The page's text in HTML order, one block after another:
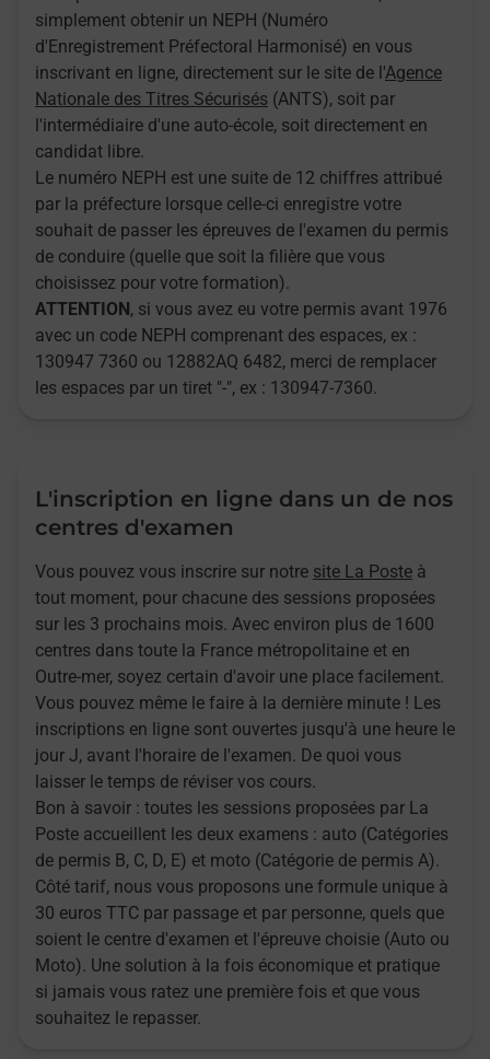
simplement obtenir un NEPH (Numéro
d'Enregistrement Préfectoral Harmonisé) en vous
inscrivant en ligne, directement sur le site de l'Agence
Nationale des Titres Sécurisés (ANTS), soit par
l'intermédiaire d'une auto-école, soit directement en
candidat libre.
Le numéro NEPH est une suite de 12 chiffres attribué
par la préfecture lorsque celle-ci enregistre votre
souhait de passer les épreuves de l'examen du permis
de conduire (quelle que soit la filière que vous
choisissez pour votre formation).
ATTENTION , si vous avez eu votre permis avant 1976
avec un code NEPH comprenant des espaces, ex :
130947 7360 ou 12882AQ 6482, merci de remplacer
les espaces par un tiret "-", ex : 130947-7360.
L'inscription en ligne dans un de nos
centres d'examen
Vous pouvez vous inscrire sur notre site La Poste à
tout moment, pour chacune des sessions proposées
sur les 3 prochains mois. Avec environ plus de 1600
centres dans toute la France métropolitaine et en
Outre-mer, soyez certain d'avoir une place facilement.
Vous pouvez même le faire à la dernière minute ! Les
inscriptions en ligne sont ouvertes jusqu'à une heure le
jour J, avant l'horaire de l'examen. De quoi vous
laisser le temps de réviser vos cours.
Bon à savoir : toutes les sessions proposées par La
Poste accueillent les deux examens : auto (Catégories
de permis B, C, D, E) et moto (Catégorie de permis A).
Côté tarif, nous vous proposons une formule unique à
30 euros TTC par passage et par personne, quels que
soient le centre d'examen et l'épreuve choisie (Auto ou
Moto). Une solution à la fois économique et pratique
si jamais vous ratez une première fois et que vous
souhaitez le repasser.